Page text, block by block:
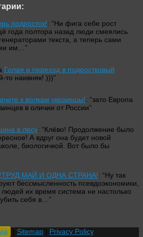
подросток!: “Ни фига себе рост
года полтора назад люди смеялись
текста, а теперь сами
им…”
Голая и переход в подростковый
то наивняк! )))”
к волкам,украинцы!: “зато Европа
в оличии от России”
в лесу: “Клёво! Продолжение было
А вдруг она будет новой
биологичкой. Вот было бы
И ОДНА СТРАНА!: “Ну так
бессмысленность псевдоэкономики,
их время система не настолько
себя в…”
Sitemap
Privacy Policy